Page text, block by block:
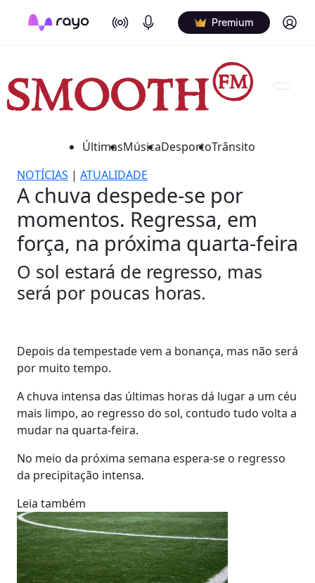
On Air Podcasts Premium Log in
ÚltimasMúsicaDesportoTrânsito
NOTÍCIAS | ATUALIDADE
A chuva despede-se por
momentos. Regressa, em
força, na próxima quarta-feira
O sol estará de regresso, mas
será por poucas horas.
Depois da tempestade vem a bonança, mas não será
por muito tempo.
A chuva intensa das últimas horas dá lugar a um céu
mais limpo, ao regresso do sol, contudo tudo volta a
mudar na quarta-feira.
No meio da próxima semana espera-se o regresso
da precipitação intensa.
Leia também